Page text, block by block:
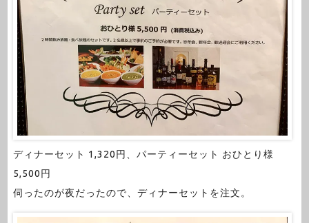
ディナーセット 1,320円、パーティーセット おひとり様
5,500円
伺ったのが夜だったので、ディナーセットを注文。